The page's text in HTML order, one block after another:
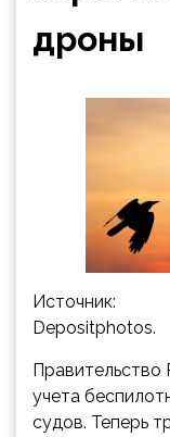
дроны
Источник:
Depositphotos.
Правительство
учета
судов. Теперь